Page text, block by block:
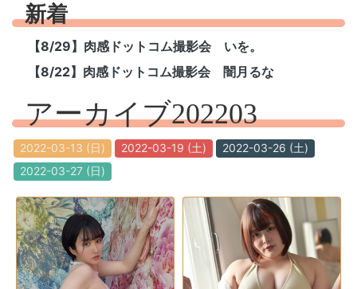
新着
【8/29】肉感ドットコム撮影会 いを。
【8/22】肉感ドットコム撮影会 闇月るな
アーカイブ202203
2022-03-13 (日) 2022-03-19 (土)
2022-03-26 (土)
2022-03-27 (日)